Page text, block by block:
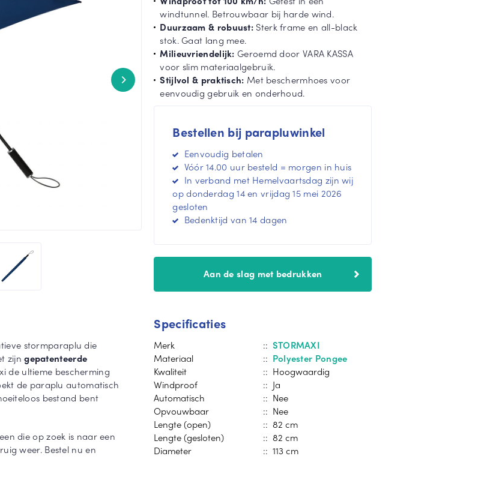
windtunnel. Betrouwbaar bij harde wind.
Duurzaam & robuust: Sterk frame en all-black
stok. Gaat lang mee.
Milieuvriendelijk: Geroemd door VARA KASSA
voor slim materiaalgebruik.
Stijlvol & praktisch: Met beschermhoes voor
eenvoudig gebruik en onderhoud.
Bestellen bij parapluwinkel
Eenvoudig betalen
Vóór 14.00 uur besteld = morgen in huis
In verband met Hemelvaartsdag zijn wij
op donderdag 14 en vrijdag 15 mei 2026
gesloten
Bedenktijd van 14 dagen
Aan de slag met bedrukken
stormparaplu die
zijngepatenteerde
de ultieme bescherming
de paraplu automatisch
bestand bent
die op zoek is naar een
weer. Bestel nu en
Specificaties
Merk :: STORMAXI
Materiaal
:: Polyester Pongee
Kwaliteit
:: Hoogwaardig
Windproof
:: Ja
Automatisch
:: Nee
Opvouwbaar
:: Nee
Lengte (open)
:: 82 cm
Lengte (gesloten)
:: 82 cm
Diameter
:: 113 cm